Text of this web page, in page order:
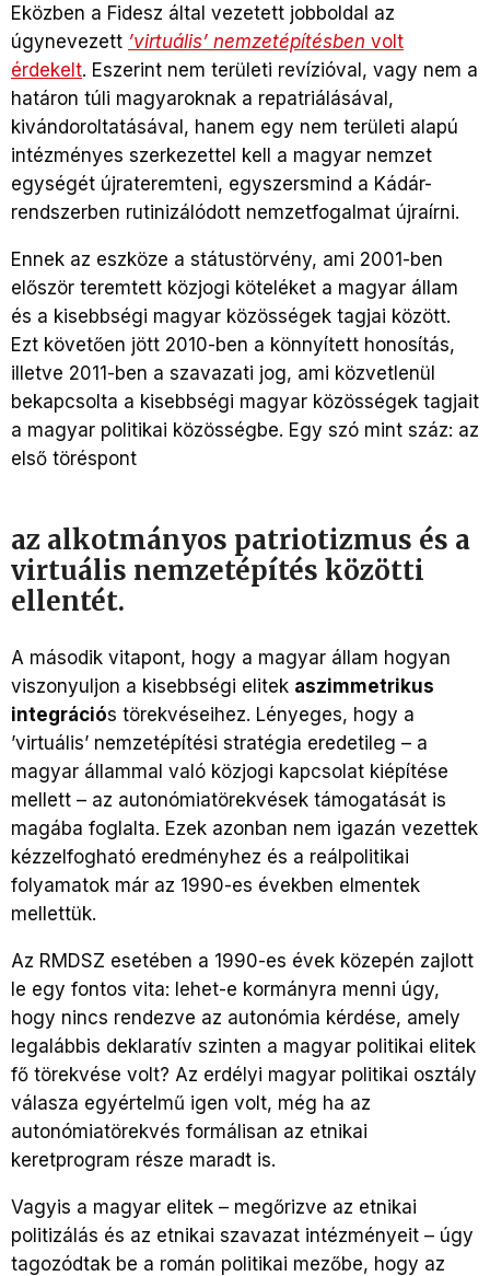
Eközben a Fidesz által vezetett jobboldal az
úgynevezett ’virtuális’ nemzetépítésben volt
érdekelt. Eszerint nem területi revízióval, vagy nem a
határon túli magyaroknak a repatriálásával,
kivándoroltatásával, hanem egy nem területi alapú
intézményes szerkezettel kell a magyar nemzet
egységét újrateremteni, egyszersmind a Kádár-
rendszerben rutinizálódott nemzetfogalmat újraírni.
Ennek az eszköze a státustörvény, ami 2001-ben
először teremtett közjogi köteléket a magyar állam
és a kisebbségi magyar közösségek tagjai között.
Ezt követően jött 2010-ben a könnyített honosítás,
illetve 2011-ben a szavazati jog, ami közvetlenül
bekapcsolta a kisebbségi magyar közösségek tagjait
a magyar politikai közösségbe. Egy szó mint száz: az
első töréspont
az alkotmányos patriotizmus és a
virtuális nemzetépítés közötti
ellentét.
A második vitapont, hogy a magyar állam hogyan
viszonyuljon a kisebbségi elitek aszimmetrikus
integrációs törekvéseihez. Lényeges, hogy a
’virtuális’ nemzetépítési stratégia eredetileg – a
magyar állammal való közjogi kapcsolat kiépítése
mellett – az autonómiatörekvések támogatását is
magába foglalta. Ezek azonban nem igazán vezettek
kézzelfogható eredményhez és a reálpolitikai
folyamatok már az 1990-es években elmentek
mellettük.
Az RMDSZ esetében a 1990-es évek közepén zajlott
le egy fontos vita: lehet-e kormányra menni úgy,
hogy nincs rendezve az autonómia kérdése, amely
legalábbis deklaratív szinten a magyar politikai elitek
fő törekvése volt? Az erdélyi magyar politikai osztály
válasza egyértelmű igen volt, még ha az
autonómiatörekvés formálisan az etnikai
keretprogram része maradt is.
Vagyis a magyar elitek – megőrizve az etnikai
politizálás és az etnikai szavazat intézményeit – úgy
tagozódtak be a román politikai mezőbe, hogy az